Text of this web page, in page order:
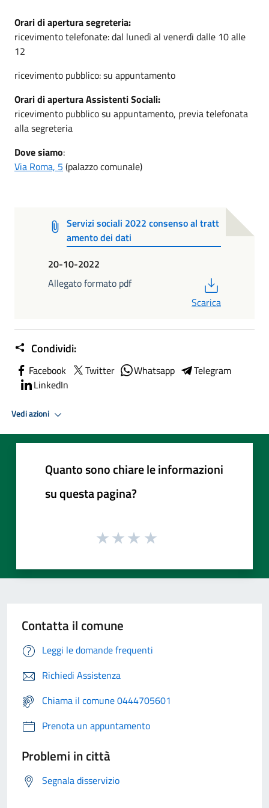
Orari di apertura segreteria:
ricevimento telefonate: dal lunedì al venerdì dalle 10 alle
12
ricevimento pubblico: su appuntamento
Orari di apertura Assistenti Sociali:
ricevimento pubblico su appuntamento, previa telefonata
alla segreteria
Dove siamo:
Via Roma, 5 (palazzo comunale)
Servizi sociali 2022 consenso al tratt
amento dei dati
20-10-2022
Allegato formato pdf
Scarica
Condividi:
Facebook Twitter Whatsapp
Telegram
LinkedIn
Vedi azioni
Quanto sono chiare le informazioni
su questa pagina?
Contatta il comune
Leggi le domande frequenti
Richiedi Assistenza
Chiama il comune 0444705601
Prenota un appuntamento
Problemi in città
Segnala disservizio